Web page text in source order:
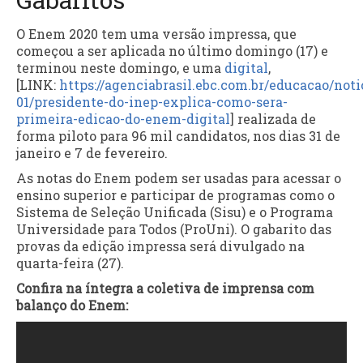
O Enem 2020 tem uma versão impressa, que
começou a ser aplicada no último domingo (17) e
terminou neste domingo, e uma digital,
[LINK: https://agenciabrasil.ebc.com.br/educacao/
01/presidente-do-inep-explica-como-sera-
primeira-edicao-do-enem-digital] realizada de
forma piloto para 96 mil candidatos, nos dias 31 de
janeiro e 7 de fevereiro.
As notas do Enem podem ser usadas para acessar o
ensino superior e participar de programas como o
Sistema de Seleção Unificada (Sisu) e o Programa
Universidade para Todos (ProUni). O gabarito das
provas da edição impressa será divulgado na
quarta-feira (27).
Confira na íntegra a coletiva de imprensa com
balanço do Enem: